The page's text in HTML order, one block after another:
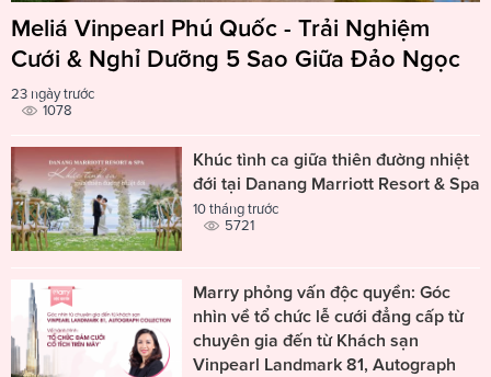
Meliá Vinpearl Phú Quốc - Trải Nghiệm
Cưới & Nghỉ Dưỡng 5 Sao Giữa Đảo Ngọc
23 ngày trước
1078
Khúc tình ca giữa thiên đường nhiệt
đới tại Danang Marriott Resort & Spa
10 tháng trước
5721
Marry phỏng vấn độc quyền: Góc
nhìn về tổ chức lễ cưới đẳng cấp từ
chuyên gia đến từ Khách sạn
Vinpearl Landmark 81, Autograph